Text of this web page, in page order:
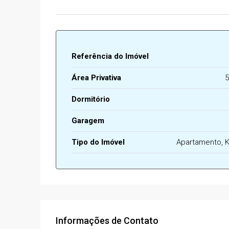
Referência do Imóvel
Área Privativa
Dormitório
Garagem
Tipo do Imóvel Apartamento,
Informações de Contato